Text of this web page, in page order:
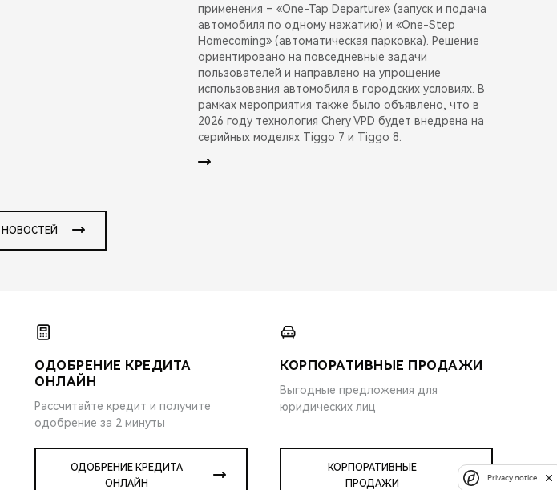
применения – «One-Tap Departure» (запуск и подача
автомобиля по одному нажатию) и «One-Step
Homecoming» (автоматическая парковка). Решение
ориентировано на повседневные задачи
пользователей и направлено на упрощение
использования автомобиля в городских условиях. В
рамках мероприятия также было объявлено, что в
2026 году технология Chery VPD будет внедрена на
серийных моделях Tiggo 7 и Tiggo 8.
НОВОСТЕЙ
ОДОБРЕНИЕ КРЕДИТА
ОНЛАЙН
Рассчитайте кредит и получите
одобрение за 2 минуты
ОДОБРЕНИЕ КРЕДИТА
ОНЛАЙН
КОРПОРАТИВНЫЕ ПРОДАЖИ
Выгодные предложения для
юридических лиц
КОРПОРАТИВНЫЕ
ПРОДАЖИ
Privacy notice